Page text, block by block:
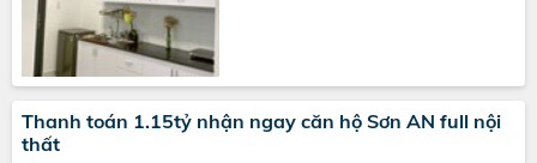
Thanh toán 1.15tỷ nhận ngay căn hộ Sơn AN full nội
thất